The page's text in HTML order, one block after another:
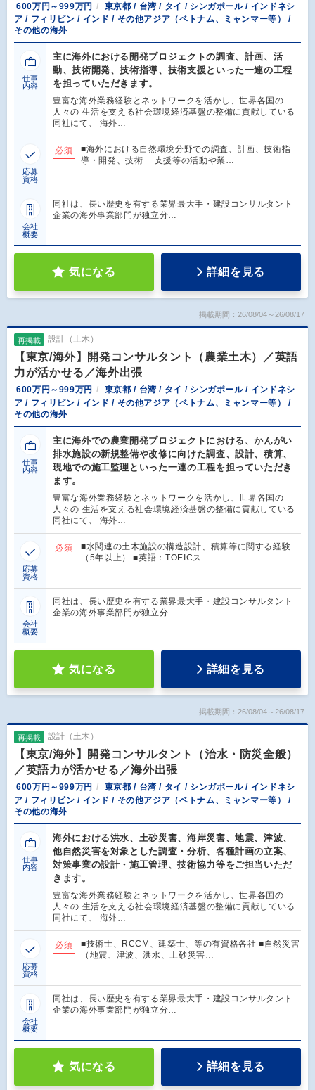
600万円～999万円
東京都 / 台湾 / タイ / シンガポール / インドネシ
ア / フィリピン / インド / その他アジア（ベトナム、ミャンマー等） /
その他の海外
仕事
内容
主に海外における開発プロジェクトの調査、計画、活
動、技術開発、技術指導、技術支援といった一連の工程
を担っていただきます。
豊富な海外業務経験とネットワークを活かし、世界各国の
人々の 生活を支える社会環境経済基盤の整備に貢献している
同社にて、 海外…
応募
資格
必須
■海外における自然環境分野での調査、計画、技術指
導・開発、技術 支援等の活動や業…
会社
概要
同社は、長い歴史を有する業界最大手・建設コンサルタント
企業の海外事業部門が独立分…
気になる 詳細を見る
掲載期間：26/08/04～26/08/17
再掲載 設計（土木）
【東京/海外】開発コンサルタント（農業土木）／英語
力が活かせる／海外出張
600万円～999万円
東京都 / 台湾 / タイ / シンガポール / インドネシ
ア / フィリピン / インド / その他アジア（ベトナム、ミャンマー等） /
その他の海外
仕事
内容
主に海外での農業開発プロジェクトにおける、かんがい
排水施設の新規整備や改修に向けた調査、設計、積算、
現地での施工監理といった一連の工程を担っていただき
ます。
豊富な海外業務経験とネットワークを活かし、世界各国の
人々の 生活を支える社会環境経済基盤の整備に貢献している
同社にて、 海外…
応募
資格
必須
■水関連の土木施設の構造設計、積算等に関する経験
（5年以上） ■英語：TOEICス…
会社
概要
同社は、長い歴史を有する業界最大手・建設コンサルタント
企業の海外事業部門が独立分…
気になる 詳細を見る
掲載期間：26/08/04～26/08/17
再掲載 設計（土木）
【東京/海外】開発コンサルタント（治水・防災全般）
／英語力が活かせる／海外出張
600万円～999万円
東京都 / 台湾 / タイ / シンガポール / インドネシ
ア / フィリピン / インド / その他アジア（ベトナム、ミャンマー等） /
その他の海外
仕事
内容
海外における洪水、土砂災害、海岸災害、地震、津波、
他自然災害を対象とした調査・分析、各種計画の立案、
対策事業の設計・施工管理、技術協力等をご担当いただ
きます。
豊富な海外業務経験とネットワークを活かし、世界各国の
人々の 生活を支える社会環境経済基盤の整備に貢献している
同社にて、 海外…
応募
資格
必須
■技術士、RCCM、建築士、等の有資格各社 ■自然災害
（地震、津波、洪水、土砂災害…
会社
概要
同社は、長い歴史を有する業界最大手・建設コンサルタント
企業の海外事業部門が独立分…
気になる 詳細を見る